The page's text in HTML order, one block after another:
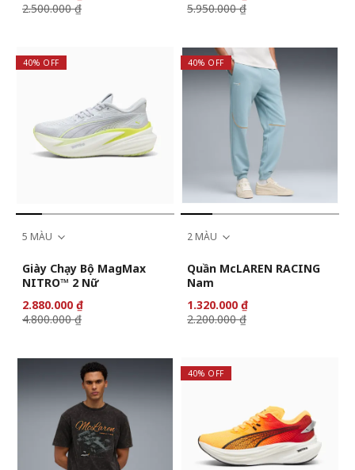
2.500.000 ₫
5.950.000 ₫
40% OFF
5 MÀU
Giày Chạy Bộ MagMax
NITRO™ 2 Nữ
2.880.000 ₫
4.800.000 ₫
40% OFF
2 MÀU
Quần McLAREN RACING
Nam
1.320.000 ₫
2.200.000 ₫
40% OFF